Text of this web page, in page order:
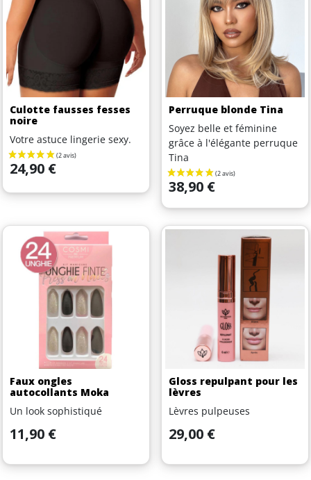
Culotte fausses fesses
noire
Votre astuce lingerie sexy.
Prix
24,90 €
Perruque blonde Tina
Soyez belle et féminine
grâce à l'élégante perruque
Tina
Prix
38,90 €
Faux ongles
autocollants Moka
Un look sophistiqué
Prix
11,90 €
Gloss repulpant pour les
lèvres
Lèvres pulpeuses
Prix
29,00 €